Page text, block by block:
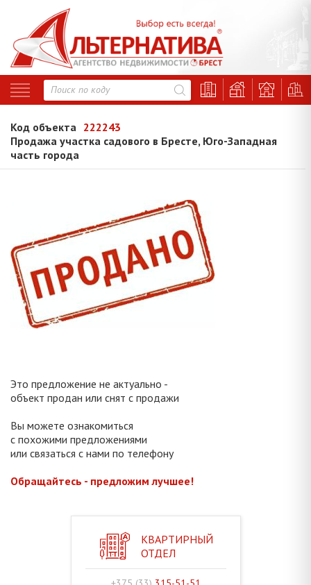
Код объекта 222243
Продажа участка садового в Бресте, Юго-Западная
часть города
Это предложение не актуально -
объект продан или снят с продажи
Вы можете ознакомиться
с похожими предложениями
или связаться с нами по телефону
Обращайтесь - предложим лучшее!
КВАРТИРНЫЙ
ОТДЕЛ